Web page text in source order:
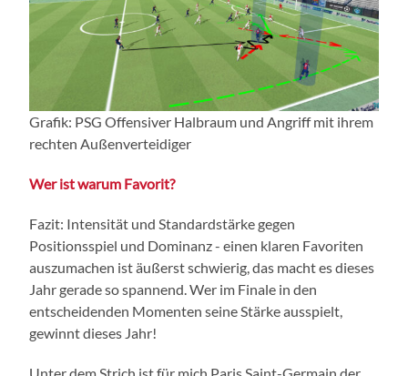
Grafik: PSG Offensiver Halbraum und Angriff mit ihrem
rechten Außenverteidiger
Wer ist warum Favorit?
Fazit: Intensität und Standardstärke gegen
Positionsspiel und Dominanz - einen klaren Favoriten
auszumachen ist äußerst schwierig, das macht es dieses
Jahr gerade so spannend. Wer im Finale in den
entscheidenden Momenten seine Stärke ausspielt,
gewinnt dieses Jahr!